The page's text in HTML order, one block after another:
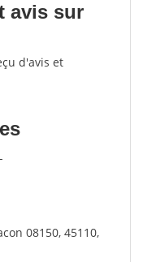
avis sur
d'avis et
08150, 45110,